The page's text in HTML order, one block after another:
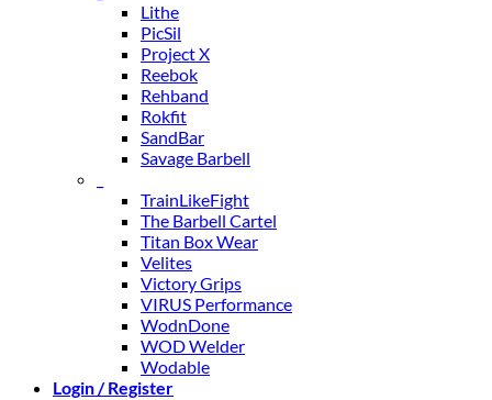
Lithe
PicSil
Project X
Reebok
Rehband
Rokfit
SandBar
Savage Barbell
TrainLikeFight
The Barbell Cartel
Titan Box Wear
Velites
Victory Grips
VIRUS Performance
WodnDone
WOD Welder
Wodable
Login / Register